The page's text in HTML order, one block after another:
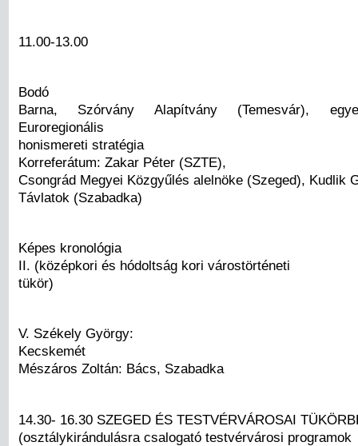
11.00-13.00
Bodó
Barna, Szórvány Alapítvány (Temesvár),
Euroregionális
honismereti stratégia
Korreferátum: Zakar Péter (SZTE),
Csongrád Megyei Közgyűlés alelnöke (Szeged), Kudlik
Távlatok (Szabadka)
Képes kronológia
II. (középkori és hódoltság kori várostörténeti
tükör)
V. Székely György:
Kecskemét
Mészáros Zoltán: Bács, Szabadka
14.30- 16.30 SZEGED ÉS TESTVÉRVÁROSAI
(osztálykirándulásra csalogató testvérvárosi programok